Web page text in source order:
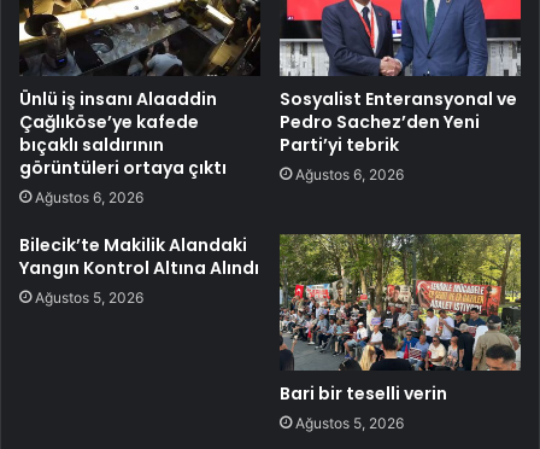
Ünlü iş insanı Alaaddin
Çağlıköse’ye kafede
bıçaklı saldırının
görüntüleri ortaya çıktı
Ağustos 6, 2026
Sosyalist Enteransyonal ve
Pedro Sachez’den Yeni
Parti’yi tebrik
Ağustos 6, 2026
Bilecik’te Makilik Alandaki
Yangın Kontrol Altına Alındı
Ağustos 5, 2026
Bari bir teselli verin
Ağustos 5, 2026